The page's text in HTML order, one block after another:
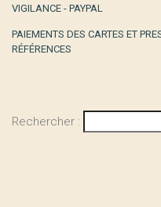
VIGILANCE - PAYPAL
PAIEMENTS DES CARTES ET
RÉFÉRENCES
Rechercher :